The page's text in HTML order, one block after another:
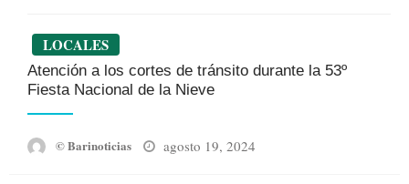
LOCALES
Atención a los cortes de tránsito durante la 53º
Fiesta Nacional de la Nieve
© Barinoticias
Posted
agosto 19, 2024